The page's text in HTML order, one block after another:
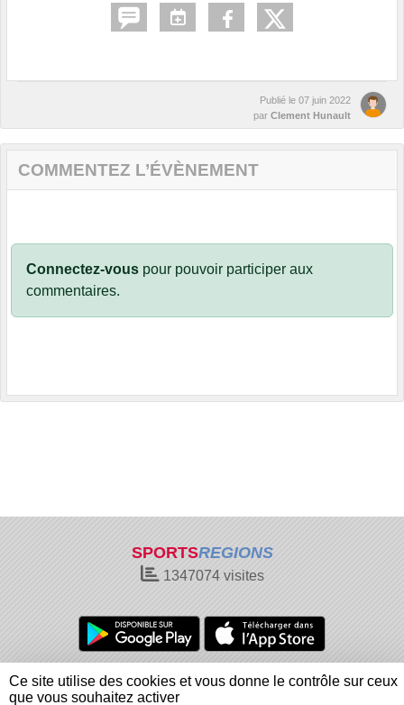
Publié le 07 juin 2022
par Clement Hunault
COMMENTEZ L’ÉVÈNEMENT
Connectez-vous pour pouvoir participer aux
commentaires.
SPORTSREGIONS
1347074visites
Charte cookies
Gestion des cookies
Informations légales
Signaler un contenu inapproprié
Ce site utilise des cookies et vous donne le contrôle sur ceux
que vous souhaitez activer